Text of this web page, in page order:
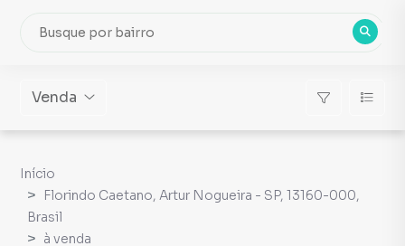
Venda
Início
Florindo Caetano, Artur Nogueira - SP, 13160-000,
Brasil
à venda